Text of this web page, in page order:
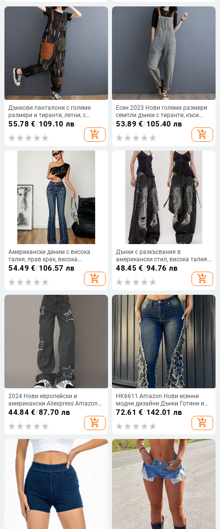
Дънкови панталони с големи
размери и тиранти, летни, с
артистичен стил и принт,
ежедневни, Harlan, универсални, с
големи размери и тиранти
55.78 €/109.10 лв
add_shopping_cart
Есен 2023 Нови големи размери
семпли дънки с тиранти, къси
панталони за жени
53.89 €/105.40 лв
add_shopping_cart
Американски деним с висока
талия, прав крак, висока
еластичност, нов ретро винтидж
54.49 €/106.57 лв
add_shopping_cart
Дънки с разкъсвания в
американски стил, висока талия,
прав крак, деним-памук 90–95%,
48.45 €/94.76 лв
add_shopping_cart
2024 Нови европейски и
американски Aliexpress Amazon
трансгранични дамски карирани
дънки с висока талия и широки
крачоли, свободни и ежедневни
44.84€/87.70 лв
add_shopping_cart
HK6611 Amazon Нови есенни
модни дизайни Дънки Готини и
тесни широки панталони Дамски
72.61 €/142.01 лв
add_shopping_cart